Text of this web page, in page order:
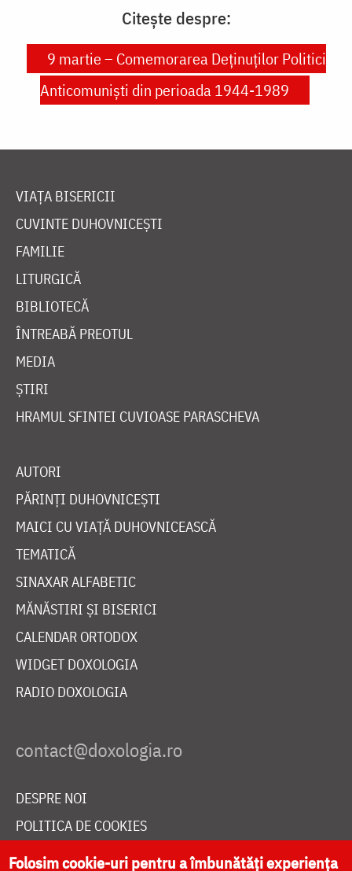
Citește despre:
9 martie – Comemorarea Deținuților Politici
Anticomuniști din perioada 1944-1989
VIAȚA BISERICII
CUVINTE DUHOVNICEȘTI
FAMILIE
LITURGICĂ
BIBLIOTECĂ
ÎNTREABĂ PREOTUL
MEDIA
ȘTIRI
HRAMUL SFINTEI CUVIOASE PARASCHEVA
AUTORI
PĂRINȚI DUHOVNICEȘTI
MAICI CU VIAȚĂ DUHOVNICEASCĂ
TEMATICĂ
SINAXAR ALFABETIC
MĂNĂSTIRI ȘI BISERICI
CALENDAR ORTODOX
WIDGET DOXOLOGIA
RADIO DOXOLOGIA
DESPRE NOI
POLITICA DE COOKIES
DONEAZĂ ONLINE PENTRU CATEDRALA NAȚIONALĂ
Folosim cookie-uri pentru a îmbunătăți experiența